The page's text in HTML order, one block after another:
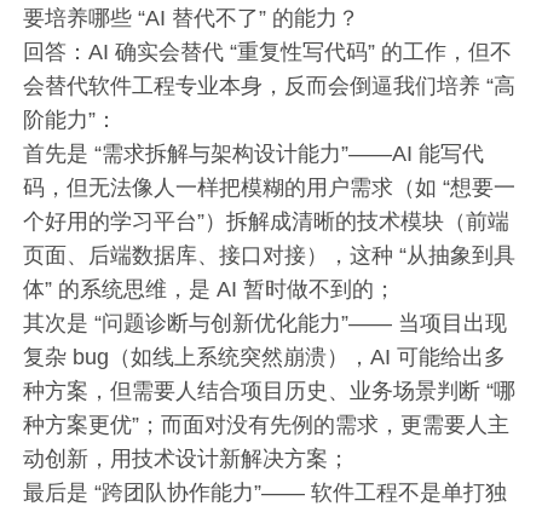
要培养哪些 “AI 替代不了” 的能力？​
回答：AI 确实会替代 “重复性写代码” 的工作，但不
会替代软件工程专业本身，反而会倒逼我们培养 “高
阶能力”：
首先是 “需求拆解与架构设计能力”——AI 能写代
码，但无法像人一样把模糊的用户需求（如 “想要一
个好用的学习平台”）拆解成清晰的技术模块（前端
页面、后端数据库、接口对接），这种 “从抽象到具
体” 的系统思维，是 AI 暂时做不到的；
其次是 “问题诊断与创新优化能力”—— 当项目出现
复杂 bug（如线上系统突然崩溃），AI 可能给出多
种方案，但需要人结合项目历史、业务场景判断 “哪
种方案更优”；而面对没有先例的需求，更需要人主
动创新，用技术设计新解决方案；
最后是 “跨团队协作能力”—— 软件工程不是单打独